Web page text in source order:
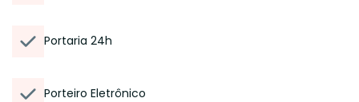
Portaria 24h
Porteiro Eletrônico